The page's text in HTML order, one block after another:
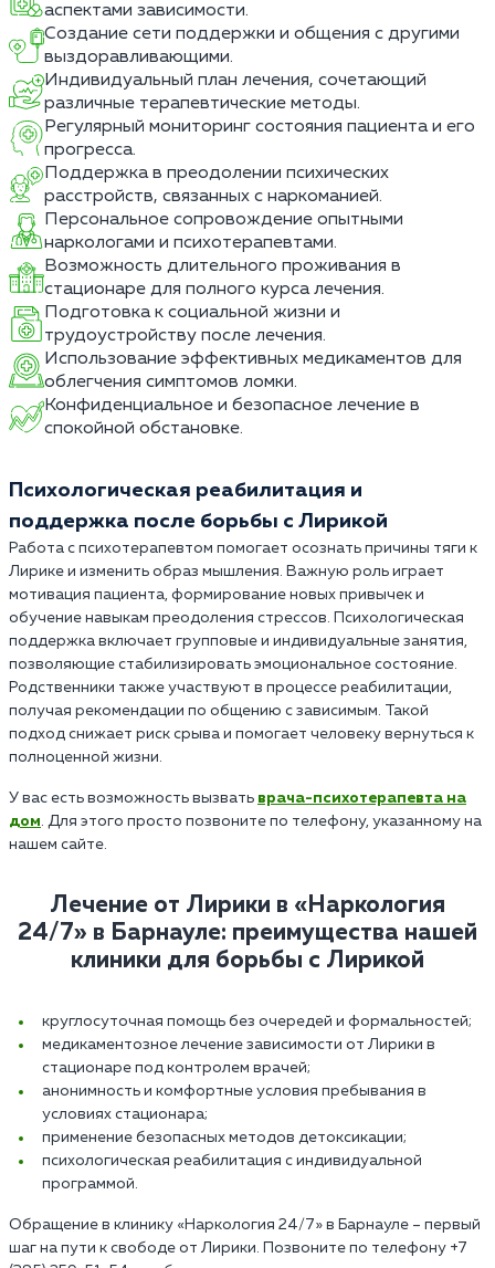
аспектами зависимости.
Создание сети поддержки и общения с другими
выздоравливающими.
Индивидуальный план лечения, сочетающий
различные терапевтические методы.
Регулярный мониторинг состояния пациента и его
прогресса.
Поддержка в преодолении психических
расстройств, связанных с наркоманией.
Персональное сопровождение опытными
наркологами и психотерапевтами.
Возможность длительного проживания в
стационаре для полного курса лечения.
Подготовка к социальной жизни и
трудоустройству после лечения.
Использование эффективных медикаментов для
облегчения симптомов ломки.
Конфиденциальное и безопасное лечение в
спокойной обстановке.
Психологическая реабилитация и
поддержка после борьбы с Лирикой
Работа с психотерапевтом помогает осознать причины тяги к
Лирике и изменить образ мышления. Важную роль играет
мотивация пациента, формирование новых привычек и
обучение навыкам преодоления стрессов. Психологическая
поддержка включает групповые и индивидуальные занятия,
позволяющие стабилизировать эмоциональное состояние.
Родственники также участвуют в процессе реабилитации,
получая рекомендации по общению с зависимым. Такой
подход снижает риск срыва и помогает человеку вернуться к
полноценной жизни.
У вас есть возможность вызвать врача-психотерапевта на
дом. Для этого просто позвоните по телефону, указанному на
нашем сайте.
Лечение от Лирики в «Наркология
24/7»‎ в Барнауле: преимущества нашей
клиники для борьбы с Лирикой
круглосуточная помощь без очередей и формальностей;
медикаментозное лечение зависимости от Лирики в
стационаре под контролем врачей;
анонимность и комфортные условия пребывания в
условиях стационара;
применение безопасных методов детоксикации;
психологическая реабилитация с индивидуальной
программой.
Обращение в клинику «Наркология 24/7» в Барнауле – первый
шаг на пути к свободе от Лирики. Позвоните по телефону +7